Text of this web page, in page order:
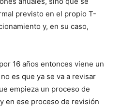
previsto en el propio T-
y, en su caso,
16 años entonces viene un
es que ya se va a revisar
empieza un proceso de
en ese proceso de revisión